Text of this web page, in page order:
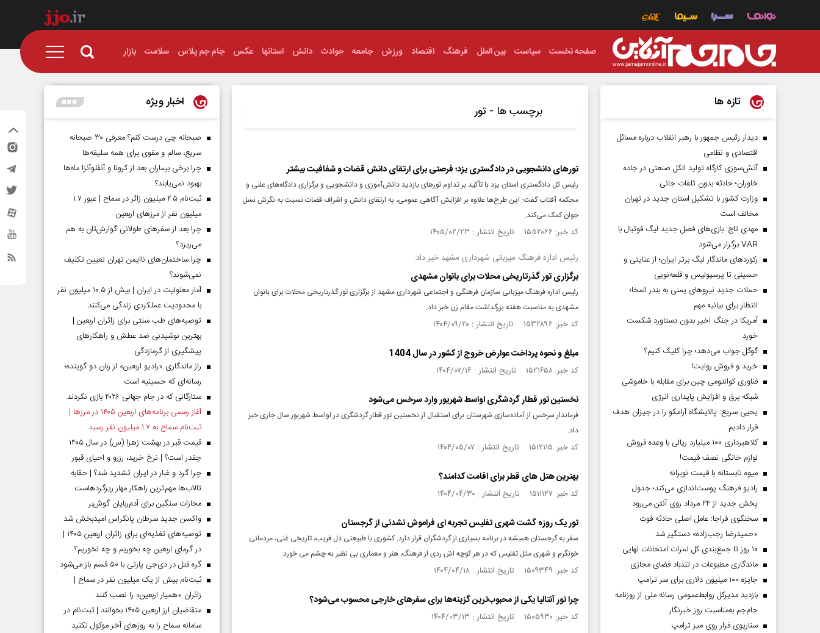
صفحه نخست سیاست بین الملل فرهنگ اقتصاد ورزش جامعه حوادث دانش استانها عکس جام جم پلاس سلامت بازار
برچسب ها - تور
تورهای دانشجویی در دادگستری یزد؛ فرصتی برای ارتقای دانش قضات و شفافیت بیشتر
رئیس کل دادگستری استان یزد با تأکید بر تداوم تورهای بازدید دانش‌آموزی و دانشجویی و برگزاری دادگاه‌های علنی و
محکمه آفتاب گفت: این طرح‌ها علاوه بر افزایش آگاهی عمومی، به ارتقای دانش و اشراف قضات نسبت به نگرش نسل
جوان کمک می‌کند.
کد خبر: ۱۵۵۲۰۶۶ تاریخ انتشار : ۱۴۰۵/۰۲/۲۳
رئیس اداره فرهنگ میزبانی شهرداری مشهد خبر داد:
برگزاری تور گذرتاریخی محلات برای بانوان مشهدی
رئیس اداره فرهنگ میزبانی سازمان فرهنگی و اجتماعی شهرداری مشهد از برگزاری تور گذرتاریخی محلات برای بانوان
مشهدی به مناسبت هفته بزرگداشت مقام زن خبر داد.
کد خبر: ۱۵۳۲۸۹۶ تاریخ انتشار : ۱۴۰۴/۰۹/۲۰
مبلغ و نحوه پرداخت عوارض خروج از کشور در سال 1404
کد خبر: ۱۵۲۱۶۵۸ تاریخ انتشار : ۱۴۰۴/۰۷/۱۶
نخستین تور قطار گردشگری اواسط شهریور وارد سرخس می‌شود
فرماندار سرخس از آماده‌سازی شهرستان برای استقبال از نخستین تور قطار گردشگری در اواسط شهریور سال جاری خبر
داد.
کد خبر: ۱۵۱۲۱۱۵ تاریخ انتشار : ۱۴۰۴/۰۵/۰۷
بهترین هتل های قطر برای اقامت کدامند؟
کد خبر: ۱۵۱۱۱۲۷ تاریخ انتشار : ۱۴۰۴/۰۴/۳۰
تور یک روزه گشت شهری تفلیس تجربه ای فراموش نشدنی از گرجستان
سفر به گرجستان همیشه در برنامه بسیاری از گردشگران قرار دارد. کشوری با طبیعتی دل فریب، تاریخی غنی، مردمانی
خونگرم و شهری مثل تفلیس که در هر کوچه اش ردی از فرهنگ، هنر و معماری بی نظیر به چشم می خورد.
کد خبر: ۱۵۰۹۳۴۹ تاریخ انتشار : ۱۴۰۴/۰۴/۱۸
چرا تور آنتالیا یکی از محبوب‌ترین گزینه‌ها برای سفرهای خارجی محسوب می‌شود؟
کد خبر: ۱۵۰۵۹۳۰ تاریخ انتشار : ۱۴۰۴/۰۳/۱۳
تازه ها
دیدار رئیس‌ جمهور با رهبر انقلاب درباره مسائل
اقتصادی و نظامی
آتش‌سوزی کارگاه تولید الکل صنعتی در جاده
خاوران؛ حادثه بدون تلفات جانی
وزارت کشور با تشکیل استان جدید در تهران
مخالف است
مهدی تاج: بازی‌های فصل جدید لیگ فوتبال با
VAR برگزار می‌شود
رکورد‌های ماندگار لیگ برتر ایران؛ از عنایتی و
حسینی تا پرسپولیس و قلعه‌نویی
حملات جدید نیروهای یمنی به بندر المخا؛
انتظار برای بیانیه مهم
آمریکا در جنگ اخیر بدون دستاورد شکست
خورد
گوگل جواب می‌دهد؛ چرا کلیک کنیم؟
خرید و فروش روایت!
فناوری کوانتومی چین برای مقابله با خاموشی
شبکه برق و افزایش پایداری انرژی
یحیی سریع: پالایشگاه آرامکو را در جیزان هدف
قرار دادیم
کلاهبرداری ۱۰۰ میلیارد ریالی با وعده فروش
لوازم خانگی نصف قیمت!
میوه تابستانه با قیمت نوبرانه
رادیو فرهنگ پوست‌اندازی می‌کند؛ جدول
پخش جدید از ۲۴ مرداد روی آنتن می‌رود
سخنگوی فراجا: عامل اصلی حادثه فوت
«حمیدرضا رجب‌زاده» دستگیر شد
۱۰ روز تا جمع‌بندی کل نمرات امتحانات نهایی
ماندگاری مطبوعات در تندباد فضای مجازی
جایزه ۱۰۰ میلیون دلاری برای سر ترامپ
بازدید مدیرکل روابط‌عمومی رسانه ملی از روزنامه
جام‌جم به‌مناسبت روز خبرنگار
سناریوی فرار روی میز ترامپ
اخبار ویژه
صبحانه چی درست کنم؟ معرفی ۳۰ صبحانه
سریع، سالم و مقوی برای همه سلیقه‌ها
چرا برخی بیماران بعد از کرونا و آنفلوآنزا ماه‌ها
بهبود نمی‌یابند؟
ثبت‌نام ۲.۵ میلیون زائر در سماح | عبور ۱.۷
میلیون نفر از مرز‌های اربعین
چرا بعد از سفرهای طولانی گوارش‌تان به هم
می‌ریزد؟
چرا ساختمان‌های ناایمن تهران تعیین تکلیف
نمی‌شوند؟
آمار معلولیت در ایران | بیش از ۱۰.۵ میلیون نفر
با محدودیت عملکردی زندگی می‌کنند
توصیه‌های طب سنتی برای زائران اربعین |
بهترین نوشیدنی ضد عطش و راهکارهای
پیشگیری از گرمازدگی
راز ماندگاری «رادیو اربعین» از زبان دو گوینده؛
رسانه‌ای که حسینیه است
ستارگانی که در جام جهانی ۲۰۲۶ بازی نکردند
آغاز رسمی برنامه‌های اربعین ۱۴۰۵ در مرز‌ها |
ثبت‌نام سماح به ۱.۷ میلیون نفر رسید
قیمت قبر در بهشت زهرا (س) در سال ۱۴۰۵
چقدر است؟ | نرخ خرید، رزرو و احیای قبور
چرا گرد و غبار در ایران تشدید شد؟ | حقابه
تالاب‌ها مهم‌ترین راهکار مهار ریزگردهاست
مجازات سنگین برای آدم‌ربایان گوش‌بر
واکسن جدید سرطان پانکراس امیدبخش شد
توصیه‌های تغذیه‌ای برای زائران اربعین ۱۴۰۵ |
در گرمای اربعین چه بخوریم و چه نخوریم؟
گره قتل در دی‌جی پارتی با ۵۰ قسم باز می‌شود
ثبت‌نام بیش از یک میلیون نفر در سماح |
زائران «همیار اربعین» را نصب کنند
متقاضیان ارز اربعین ۱۴۰۵ بخوانند | ثبت‌نام در
سامانه سماح را به روز‌های آخر موکول نکنید